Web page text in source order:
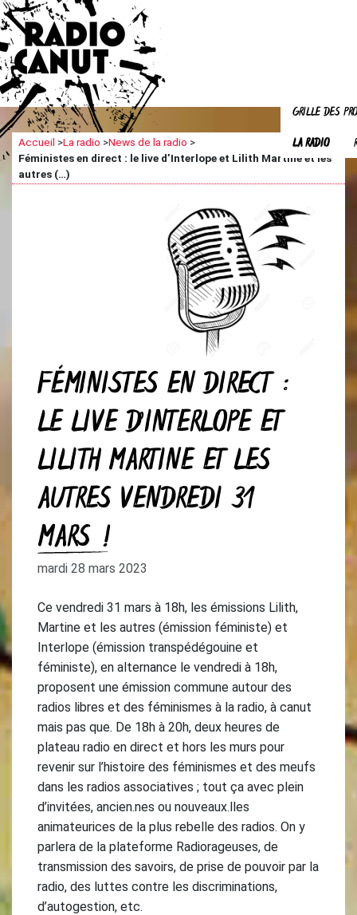
GRILLE DES
LA RADIO
Accueil >La radio >News de la radio >
Féministes en direct : le live d’Interlope et Lilith Martine et les
autres (…)
FÉMINISTES EN DIRECT :
LE LIVE D’INTERLOPE ET
LILITH MARTINE ET LES
AUTRES VENDREDI 31
MARS !
mardi 28 mars 2023
Ce vendredi 31 mars à 18h, les émissions Lilith,
Martine et les autres (émission féministe) et
Interlope (émission transpédégouine et
féministe), en alternance le vendredi à 18h,
proposent une émission commune autour des
radios libres et des féminismes à la radio, à canut
mais pas que. De 18h à 20h, deux heures de
plateau radio en direct et hors les murs pour
revenir sur l’histoire des féminismes et des meufs
dans les radios associatives ; tout ça avec plein
d’invitées, ancien.nes ou nouveaux.lles
animateurices de la plus rebelle des radios. On y
parlera de la plateforme Radiorageuses, de
transmission des savoirs, de prise de pouvoir par la
radio, des luttes contre les discriminations,
d’autogestion, etc.